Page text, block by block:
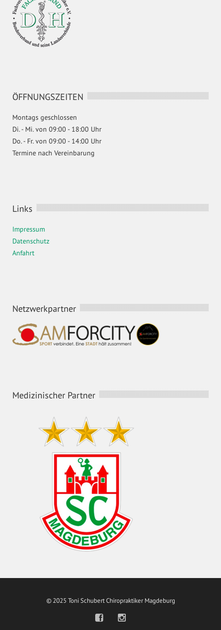
ÖFFNUNGSZEITEN
Montags geschlossen
Di. - Mi. von 09:00 - 18:00 Uhr
Do. - Fr. von 09:00 - 14:00 Uhr
Termine nach Vereinbarung
Links
Impressum
Datenschutz
Anfahrt
Netzwerkpartner
Medizinischer Partner
© 2025 Toni Schubert Chiropraktiker Magdeburg